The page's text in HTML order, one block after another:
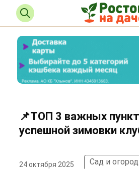
📌ТОП 3 важных
успешной зимовки
24 октября 2025 Сад и огород